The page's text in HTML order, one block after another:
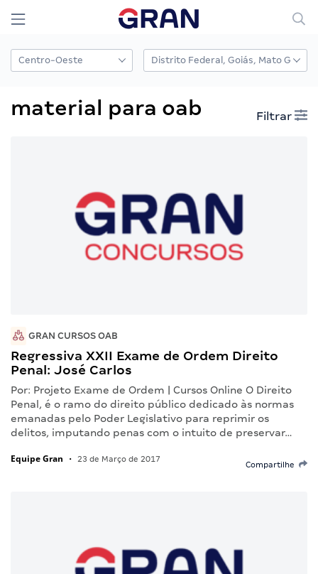
material para oab Filtrar
GRAN CURSOS OAB
Regressiva XXII Exame de Ordem Direito
Penal: José Carlos
Por: Projeto Exame de Ordem | Cursos Online O Direito
Penal, é o ramo do direito público dedicado às normas
emanadas pelo Poder Legislativo para reprimir os
delitos, imputando penas com o intuito de preservar…
Equipe Gran • 23 de Março de 2017
Compartilhe